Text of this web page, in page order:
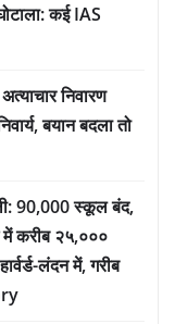
कई IAS
निवारण
बयान बदला तो
90,000 स्कूल बंद,
करीब २५,०००
लंदन में, गरीब